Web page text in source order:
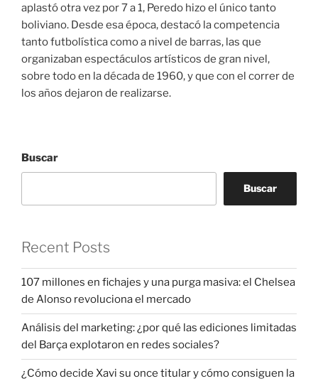
aplastó otra vez por 7 a 1, Peredo hizo el único tanto
boliviano. Desde esa época, destacó la competencia
tanto futbolística como a nivel de barras, las que
organizaban espectáculos artísticos de gran nivel,
sobre todo en la década de 1960, y que con el correr de
los años dejaron de realizarse.
Buscar
Buscar
Recent Posts
107 millones en fichajes y una purga masiva: el Chelsea
de Alonso revoluciona el mercado
Análisis del marketing: ¿por qué las ediciones limitadas
del Barça explotaron en redes sociales?
¿Cómo decide Xavi su once titular y cómo consiguen la